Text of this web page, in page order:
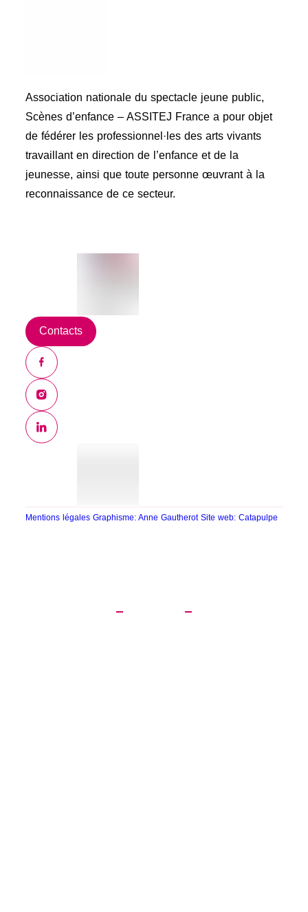
Association nationale du spectacle jeune public,
Scènes d’enfance – ASSITEJ France a pour objet
de fédérer les professionnel·les des arts vivants
travaillant en direction de l’enfance et de la
jeunesse, ainsi que toute personne œuvrant à la
reconnaissance de ce secteur.
Contacts
Mentions légalesGraphisme: Anne GautherotSite web: Catapulpe